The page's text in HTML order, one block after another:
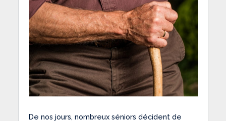
De nos jours, nombreux séniors décident de